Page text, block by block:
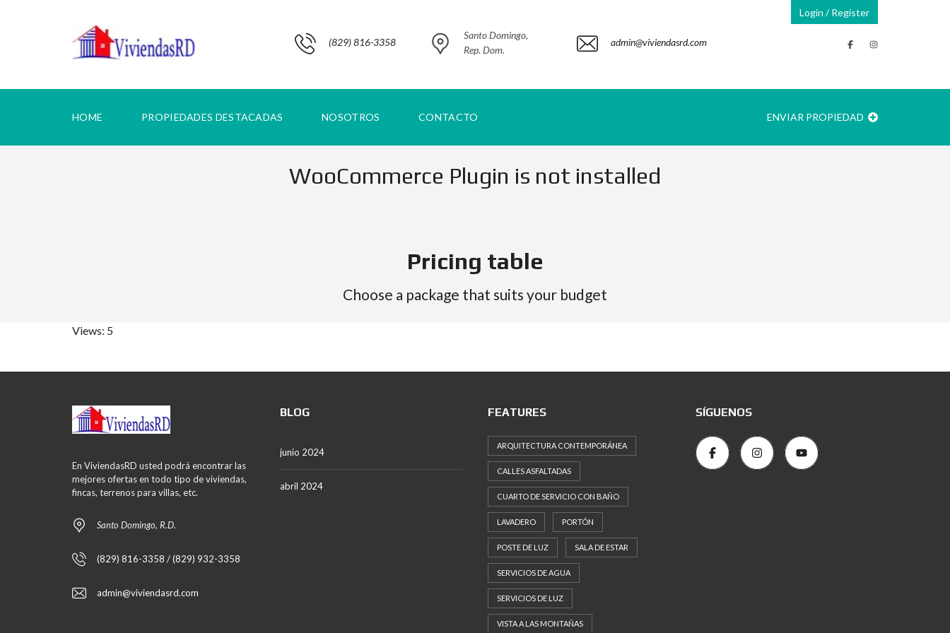
(829) 816-3358
Santo Domingo,
Rep. Dom.
admin@viviendasrd.com
Login / Register
HOME PROPIEDADES DESTACADAS NOSOTROS CONTACTO ENVIAR PROPIEDAD
WooCommerce Plugin is not installed
Pricing table
Choose a package that suits your budget
Views: 5
En ViviendasRD usted podrá encontrar las
mejores ofertas en todo tipo de viviendas,
fincas, terrenos para villas, etc.
Santo Domingo, R.D.
(829) 816-3358 / (829) 932-3358
admin@viviendasrd.com
BLOG
junio 2024
abril 2024
FEATURES
ARQUITECTURA CONTEMPORÁNEA
CALLES ASFALTADAS
CUARTO DE SERVICIO CON BAÑO
LAVADERO PORTÓN
POSTE DE LUZ SALA DE ESTAR
SERVICIOS DE AGUA
SERVICIOS DE LUZ
VISTA A LAS MONTAÑAS
SÍGUENOS